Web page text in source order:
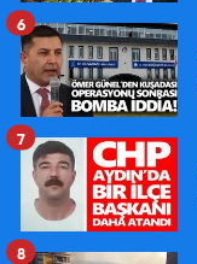
6
7
8